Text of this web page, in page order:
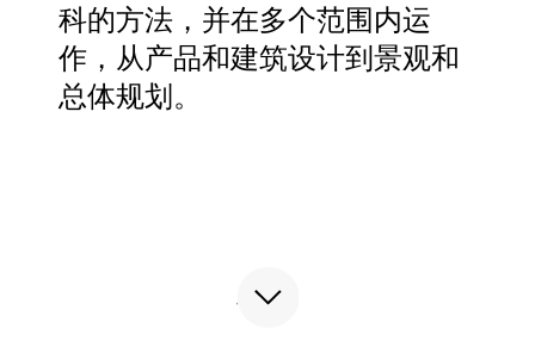
科的方法，并在多个范围内运
作，从产品和建筑设计到景观和
总体规划。